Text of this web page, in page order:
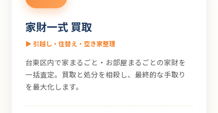
家財一式 買取
▶ 引越し・住替え・空き家整理
台東区内で家まるごと・お部屋まるごとの家財を
一括査定。買取と処分を相殺し、最終的な手取り
を最大化します。